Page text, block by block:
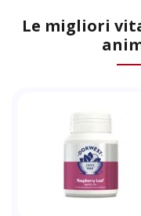
Le migliori